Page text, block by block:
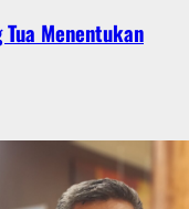
Menentukan